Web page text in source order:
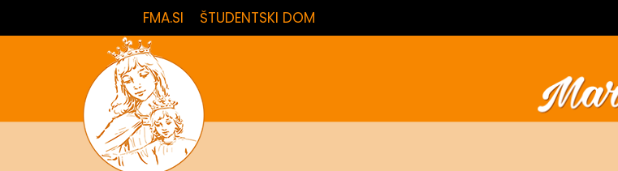
FMA.SI ŠTUDENTSKI DOM